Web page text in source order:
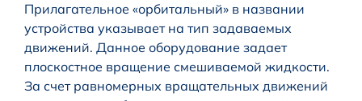
Прилагательное «орбитальный» в названии
устройства указывает на тип задаваемых
движений. Данное оборудование задает
плоскостное вращение смешиваемой жидкости.
За счет равномерных вращательных движений